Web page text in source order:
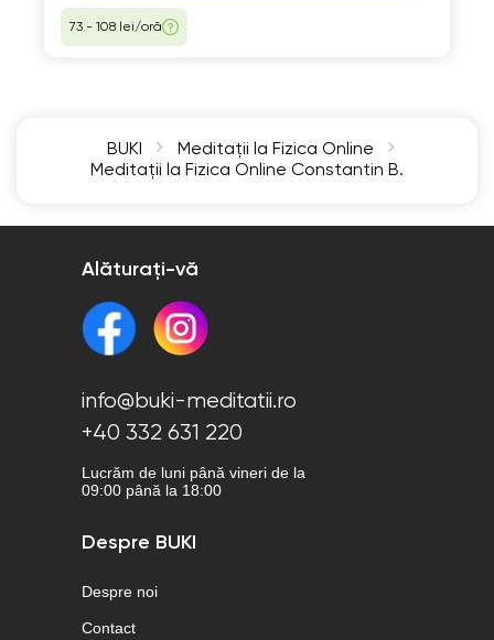
73 - 108 lei/oră
BUKI
Meditații la Fizica Online
Meditații la Fizica Online Constantin B.
Alăturați-vă
info@buki-meditatii.ro
+40 332 631 220
Lucrăm de luni până vineri de la
09:00 până la 18:00
Despre BUKI
Despre noi
Contact